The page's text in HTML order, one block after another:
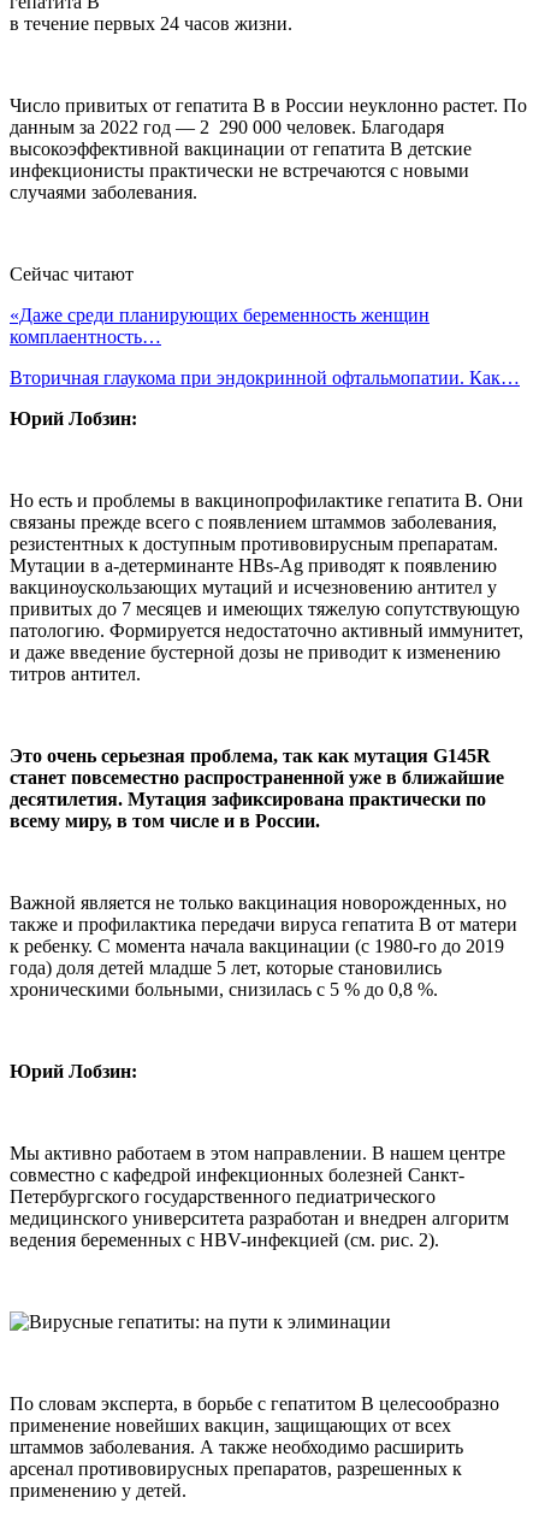
в течение первых 24 часов жизни.
Число привитых от гепатита В в России неуклонно растет. По
данным за 2022 год — 2 290 000 человек. Благодаря
высокоэффективной вакцинации от гепатита B детские
инфекционисты практически не встречаются с новыми
случаями заболевания.
Сейчас читают
«Даже среди планирующих беременность женщин
комплаентность…
Вторичная глаукома при эндокринной офтальмопатии. Как…
Юрий Лобзин:
Но есть и проблемы в вакцинопрофилактике гепатита В. Они
связаны прежде всего с появлением штаммов заболевания,
резистентных к доступным противовирусным препаратам.
Мутации в а-детерминанте HBs-Ag приводят к появлению
вакциноускользающих мутаций и исчезновению антител у
привитых до 7 месяцев и имеющих тяжелую сопутствующую
патологию. Формируется недостаточно активный иммунитет,
и даже введение бустерной дозы не приводит к изменению
титров антител.
Это очень серьезная проблема, так как мутация G145R
станет повсеместно распространенной уже в ближайшие
десятилетия. Мутация зафиксирована практически по
всему миру, в том числе и в России.
Важной является не только вакцинация новорожденных, но
также и профилактика передачи вируса гепатита В от матери
к ребенку. С момента начала вакцинации (с 1980-го до 2019
года) доля детей младше 5 лет, которые становились
хроническими больными, снизилась с 5 % до 0,8 %.
Юрий Лобзин:
Мы активно работаем в этом направлении. В нашем центре
совместно с кафедрой инфекционных болезней Санкт-
Петербургского государственного педиатрического
медицинского университета разработан и внедрен алгоритм
ведения беременных с HBV-инфекцией (см. рис. 2).
По словам эксперта, в борьбе с гепатитом В целесообразно
применение новейших вакцин, защищающих от всех
штаммов заболевания. А также необходимо расширить
арсенал противовирусных препаратов, разрешенных к
применению у детей.